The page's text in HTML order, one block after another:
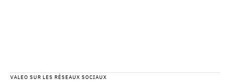
VALEO SUR LES RÉSEAUX SOCIAUX